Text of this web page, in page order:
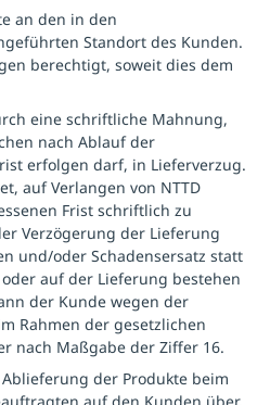
an den in den
Standort des Kunden.
berechtigt, soweit dies dem
eine schriftliche Mahnung,
nach Ablauf der
erfolgen darf, in Lieferverzug.
auf Verlangen von NTTD
Frist schriftlich zu
Verzögerung der Lieferung
und/oder Schadensersatz statt
auf der Lieferung bestehen
der Kunde wegen der
Rahmen der gesetzlichen
nach Maßgabe der Ziffer 16.
der Produkte beim